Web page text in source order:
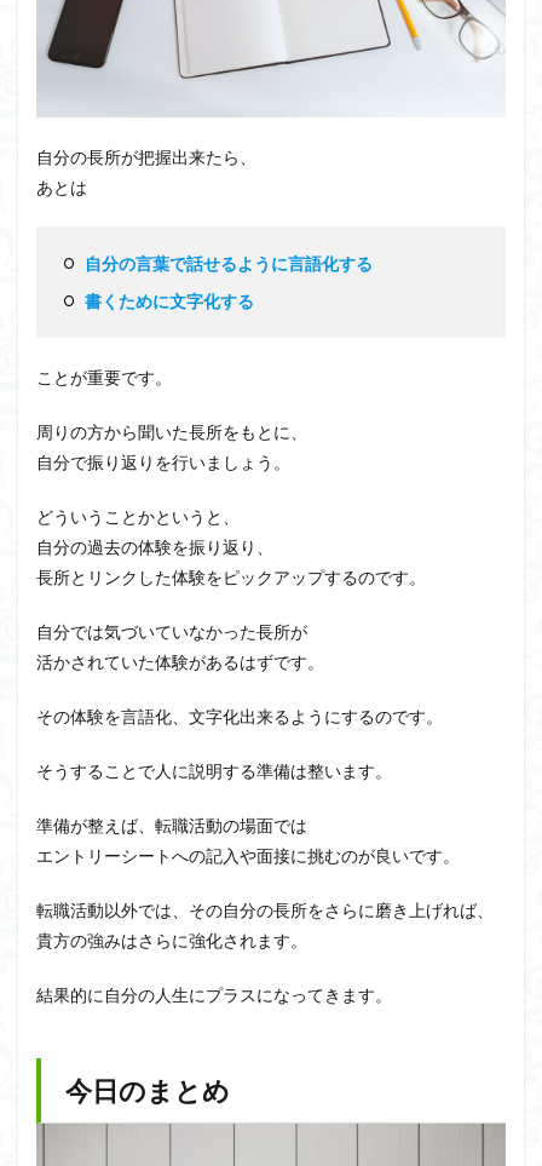
自分の長所が把握出来たら、
あとは
自分の言葉で話せるように言語化する
書くために文字化する
ことが重要です。
周りの方から聞いた長所をもとに、
自分で振り返りを行いましょう。
どういうことかというと、
自分の過去の体験を振り返り、
長所とリンクした体験をピックアップするのです。
自分では気づいていなかった長所が
活かされていた体験があるはずです。
その体験を言語化、文字化出来るようにするのです。
そうすることで人に説明する準備は整います。
準備が整えば、転職活動の場面では
エントリーシートへの記入や面接に挑むのが良いです。
転職活動以外では、その自分の長所をさらに磨き上げれば、
貴方の強みはさらに強化されます。
結果的に自分の人生にプラスになってきます。
今日のまとめ